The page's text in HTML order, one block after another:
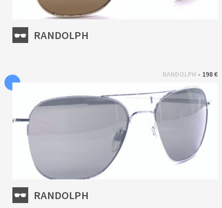
RANDOLPH
RANDOLPH - 198 €
RANDOLPH